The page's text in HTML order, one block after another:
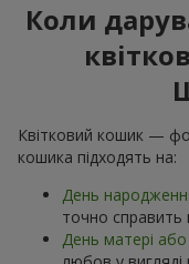
Коли
Квітковий кошик —
кошика підходять на:
День
точно справить
День матері